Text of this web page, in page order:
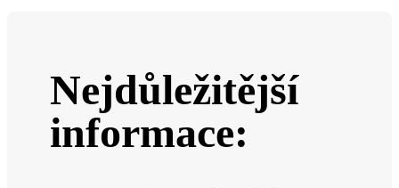
Nejdůležitější
informace: